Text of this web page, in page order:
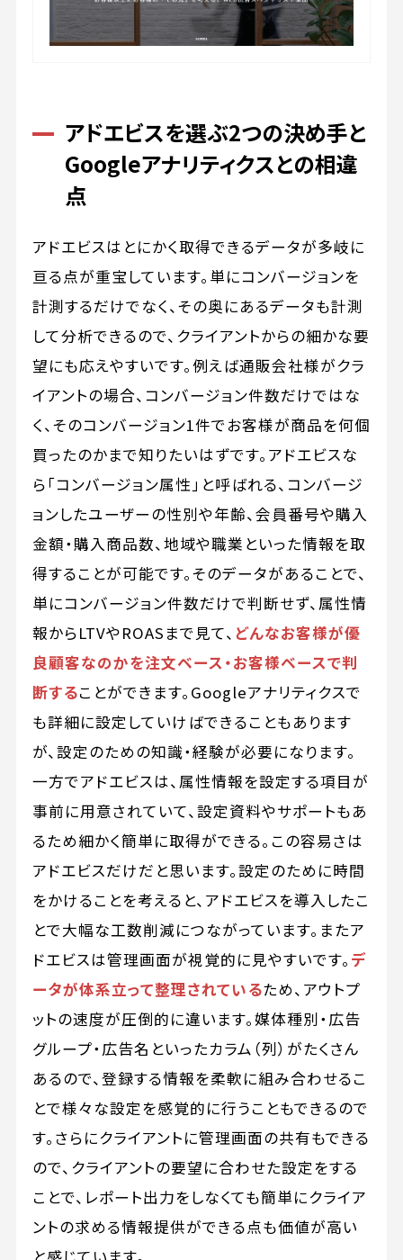
アドエビスを選ぶ2つの決め手と
Googleアナリティクスとの相違
点
アドエビスはとにかく取得できるデータが多岐に
亘る点が重宝しています。単にコンバージョンを
計測するだけでなく、その奥にあるデータも計測
して分析できるので、クライアントからの細かな要
望にも応えやすいです。例えば通販会社様がクラ
イアントの場合、コンバージョン件数だけではな
く、そのコンバージョン1件でお客様が商品を何個
買ったのかまで知りたいはずです。アドエビスな
ら「コンバージョン属性」と呼ばれる、コンバージ
ョンしたユーザーの性別や年齢、会員番号や購入
金額・購入商品数、地域や職業といった情報を取
得することが可能です。そのデータがあることで、
単にコンバージョン件数だけで判断せず、属性情
報からLTVやROASまで見て、 どんなお客様が優
良顧客なのかを注文ベース・お客様ベースで判
断することができます。Googleアナリティクスで
も詳細に設定していけばできることもあります
が、設定のための知識・経験が必要になります。
一方でアドエビスは、属性情報を設定する項目が
事前に用意されていて、設定資料やサポートもあ
るため細かく簡単に取得ができる。この容易さは
アドエビスだけだと思います。設定のために時間
をかけることを考えると、アドエビスを導入したこ
とで大幅な工数削減につながっています。またア
ドエビスは管理画面が視覚的に見やすいです。 デ
ータが体系立って整理されているため、アウトプ
ットの速度が圧倒的に違います。媒体種別・広告
グループ・広告名といったカラム（列）がたくさん
あるので、登録する情報を柔軟に組み合わせるこ
とで様々な設定を感覚的に行うこともできるので
す。さらにクライアントに管理画面の共有もできる
ので、クライアントの要望に合わせた設定をする
ことで、レポート出力をしなくても簡単にクライア
ントの求める情報提供ができる点も価値が高い